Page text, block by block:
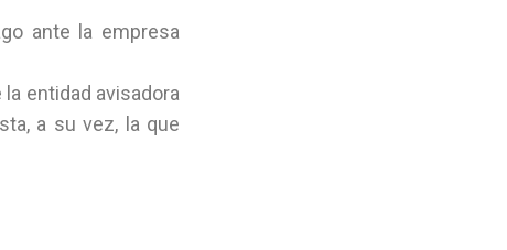
ante la empresa
entidad avisadora
a su vez, la que